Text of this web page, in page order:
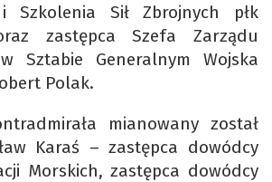
Szkolenia Sił Zbrojnych płk
zastępca Szefa Zarządu
Sztabie Generalnym Wojska
Polak.
mianowany został
Karaś – zastępca dowódcy
Morskich, zastępca dowódcy